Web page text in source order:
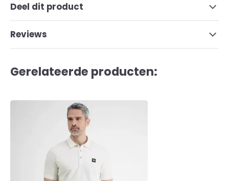
Deel dit product
Reviews
Gerelateerde producten: